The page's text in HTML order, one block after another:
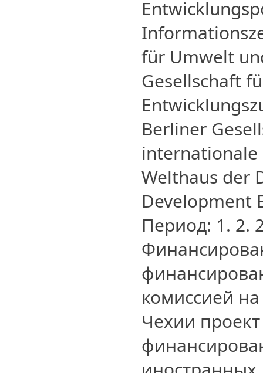
für Umwelt
Gesellschaft
Berliner
internationale
Welthaus der
Development
Период: 1. 2.
комиссией
Чехии